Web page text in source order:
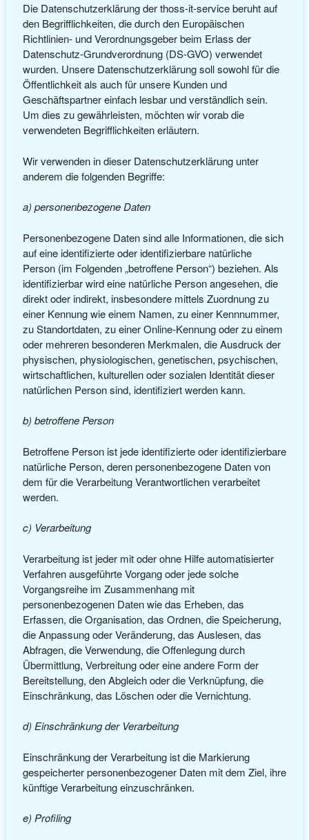
Die Datenschutzerklärung der thoss-it-service beruht auf
den Begrifflichkeiten, die durch den Europäischen
Richtlinien- und Verordnungsgeber beim Erlass der
Datenschutz-Grundverordnung (DS-GVO) verwendet
wurden. Unsere Datenschutzerklärung soll sowohl für die
Öffentlichkeit als auch für unsere Kunden und
Geschäftspartner einfach lesbar und verständlich sein.
Um dies zu gewährleisten, möchten wir vorab die
verwendeten Begrifflichkeiten erläutern.
Wir verwenden in dieser Datenschutzerklärung unter
anderem die folgenden Begriffe:
a) personenbezogene Daten
Personenbezogene Daten sind alle Informationen, die sich
auf eine identifizierte oder identifizierbare natürliche
Person (im Folgenden „betroffene Person“) beziehen. Als
identifizierbar wird eine natürliche Person angesehen, die
direkt oder indirekt, insbesondere mittels Zuordnung zu
einer Kennung wie einem Namen, zu einer Kennnummer,
zu Standortdaten, zu einer Online-Kennung oder zu einem
oder mehreren besonderen Merkmalen, die Ausdruck der
physischen, physiologischen, genetischen, psychischen,
wirtschaftlichen, kulturellen oder sozialen Identität dieser
natürlichen Person sind, identifiziert werden kann.
b) betroffene Person
Betroffene Person ist jede identifizierte oder identifizierbare
natürliche Person, deren personenbezogene Daten von
dem für die Verarbeitung Verantwortlichen verarbeitet
werden.
c) Verarbeitung
Verarbeitung ist jeder mit oder ohne Hilfe automatisierter
Verfahren ausgeführte Vorgang oder jede solche
Vorgangsreihe im Zusammenhang mit
personenbezogenen Daten wie das Erheben, das
Erfassen, die Organisation, das Ordnen, die Speicherung,
die Anpassung oder Veränderung, das Auslesen, das
Abfragen, die Verwendung, die Offenlegung durch
Übermittlung, Verbreitung oder eine andere Form der
Bereitstellung, den Abgleich oder die Verknüpfung, die
Einschränkung, das Löschen oder die Vernichtung.
d) Einschränkung der Verarbeitung
Einschränkung der Verarbeitung ist die Markierung
gespeicherter personenbezogener Daten mit dem Ziel, ihre
künftige Verarbeitung einzuschränken.
e) Profiling